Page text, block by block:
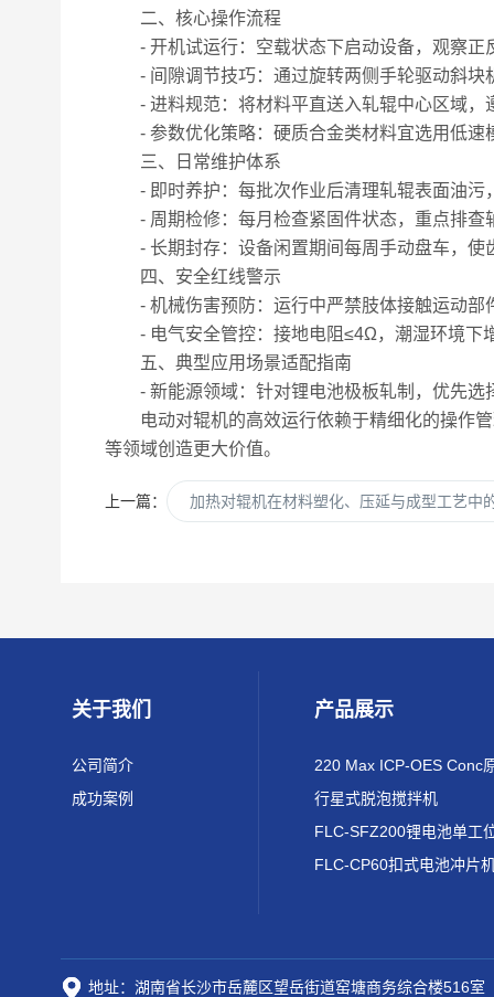
二、核心操作流程
- 开机试运行：空载状态下启动设备，观察正
- 间隙调节技巧：通过旋转两侧手轮驱动斜块
- 进料规范：将材料平直送入轧辊中心区域，
- 参数优化策略：硬质合金类材料宜选用低速
三、日常维护体系
- 即时养护：每批次作业后清理轧辊表面油污
- 周期检修：每月检查紧固件状态，重点排查
- 长期封存：设备闲置期间每周手动盘车，使
四、安全红线警示
- 机械伤害预防：运行中严禁肢体接触运动部
- 电气安全管控：接地电阻≤4Ω，潮湿环境下
五、典型应用场景适配指南
- 新能源领域：针对锂电池极板轧制，优先选
电动对辊机的高效运行依赖于精细化的操作管
等领域创造更大价值。
上一篇： 加热对辊机在材料塑化、压延与成型工艺中
关于我们
公司简介
成功案例
产品展示
行星式脱泡搅拌机
FLC-CP60扣式电池冲片
地址：湖南省长沙市岳麓区望岳街道窑塘商务综合楼516室